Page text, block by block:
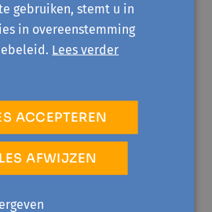
of recht op
gebruiken, stemt u in
in overeenstemming
Lees verder
ACCEPTEREN
AFWIJZEN